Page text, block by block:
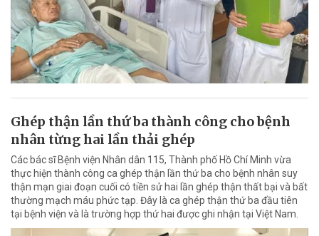
Ghép thận lần thứ ba thành công cho bệnh
nhân từng hai lần thải ghép
Các bác sĩ Bệnh viện Nhân dân 115, Thành phố Hồ Chí Minh vừa
thực hiện thành công ca ghép thận lần thứ ba cho bệnh nhân suy
thận mạn giai đoạn cuối có tiền sử hai lần ghép thận thất bại và bất
thường mạch máu phức tạp. Đây là ca ghép thận thứ ba đầu tiên
tại bệnh viện và là trường hợp thứ hai được ghi nhận tại Việt Nam.